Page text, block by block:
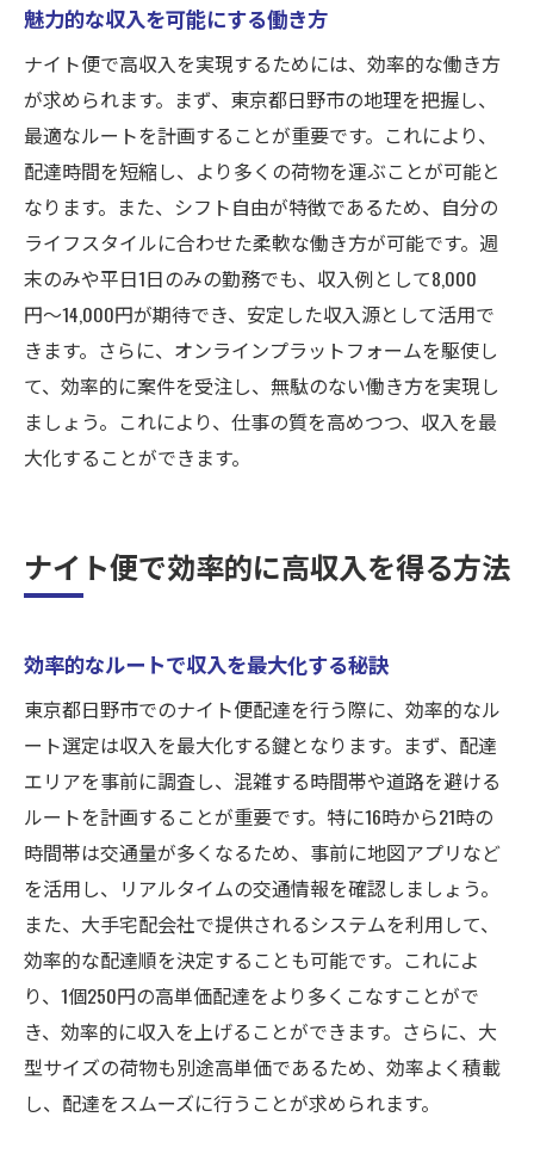
魅力的な収入を可能にする働き方
ナイト便で高収入を実現するためには、効率的な働き方
が求められます。まず、東京都日野市の地理を把握し、
最適なルートを計画することが重要です。これにより、
配達時間を短縮し、より多くの荷物を運ぶことが可能と
なります。また、シフト自由が特徴であるため、自分の
ライフスタイルに合わせた柔軟な働き方が可能です。週
末のみや平日1日のみの勤務でも、収入例として8,000
円〜14,000円が期待でき、安定した収入源として活用で
きます。さらに、オンラインプラットフォームを駆使し
て、効率的に案件を受注し、無駄のない働き方を実現し
ましょう。これにより、仕事の質を高めつつ、収入を最
大化することができます。
ナイト便で効率的に高収入を得る方法
効率的なルートで収入を最大化する秘訣
東京都日野市でのナイト便配達を行う際に、効率的なル
ート選定は収入を最大化する鍵となります。まず、配達
エリアを事前に調査し、混雑する時間帯や道路を避ける
ルートを計画することが重要です。特に16時から21時の
時間帯は交通量が多くなるため、事前に地図アプリなど
を活用し、リアルタイムの交通情報を確認しましょう。
また、大手宅配会社で提供されるシステムを利用して、
効率的な配達順を決定することも可能です。これによ
り、1個250円の高単価配達をより多くこなすことがで
き、効率的に収入を上げることができます。さらに、大
型サイズの荷物も別途高単価であるため、効率よく積載
し、配達をスムーズに行うことが求められます。